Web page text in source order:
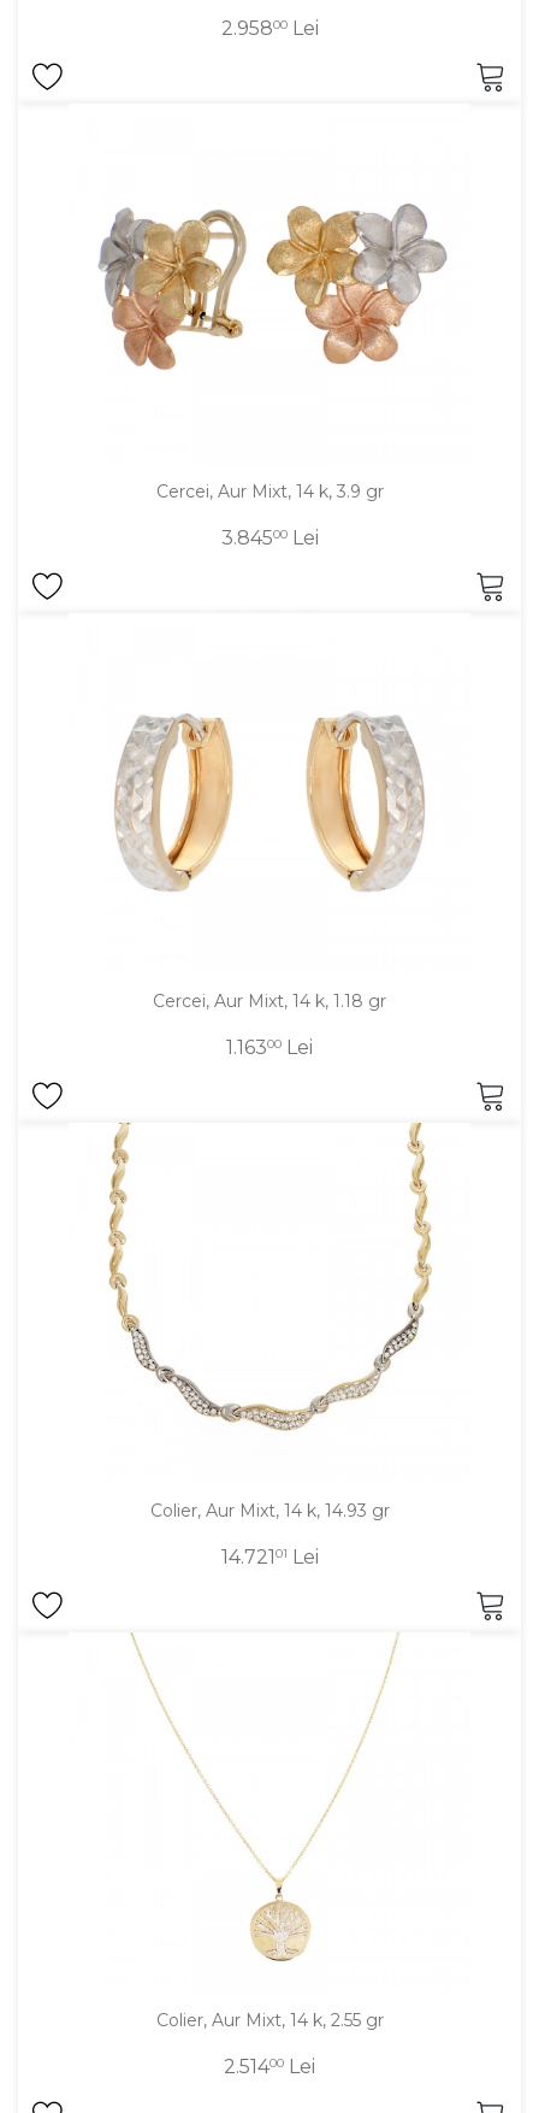
2.95800Lei
Cercei, Aur Mixt, 14 k, 3.9 gr
3.84500Lei
Cercei, Aur Mixt, 14 k, 1.18 gr
1.16300 Lei
Colier, Aur Mixt, 14 k, 14.93 gr
14.72101 Lei
Colier, Aur Mixt, 14 k, 2.55 gr
2.51400 Lei